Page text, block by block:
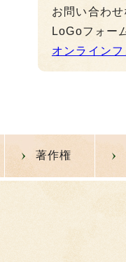
お問い合わ
LoGoフォー
オンライン
著作権